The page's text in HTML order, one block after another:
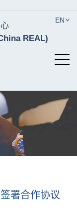
EN
REAL)
署合作协议